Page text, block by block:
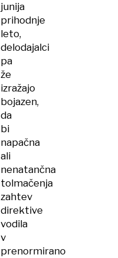
junija
prihodnje
leto,
delodajalci
pa
že
izražajo
bojazen,
da
bi
napačna
ali
nenatančna
tolmačenja
zahtev
direktive
vodila
v
prenormirano